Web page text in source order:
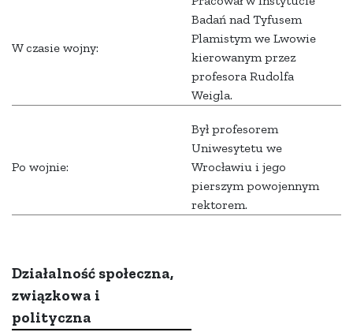
W czasie wojny:
Badań nad Tyfusem
Plamistym we Lwowie
kierowanym przez
profesora Rudolfa
Weigla.
Po wojnie:
Był profesorem
Uniwesytetu we
Wrocławiu i jego
pierszym powojennym
rektorem.
Działalność społeczna,
związkowa i
polityczna